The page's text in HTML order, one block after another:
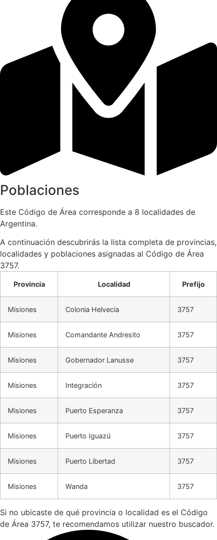
Poblaciones
Este Código de Área corresponde a 8 localidades de
Argentina.
A continuación descubrirás la lista completa de provincias,
localidades y poblaciones asignadas al Código de Área
3757.
Provincia Localidad Prefijo
Misiones Colonia Helvecia 3757
Misiones Comandante Andresito 3757
Misiones Gobernador Lanusse 3757
Misiones Integración 3757
Misiones Puerto Esperanza 3757
Misiones Puerto Iguazú 3757
Misiones Puerto Libertad 3757
Misiones Wanda 3757
Si no ubicaste de qué provincia o localidad es el Código
de Área 3757, te recomendamos utilizar nuestro buscador.